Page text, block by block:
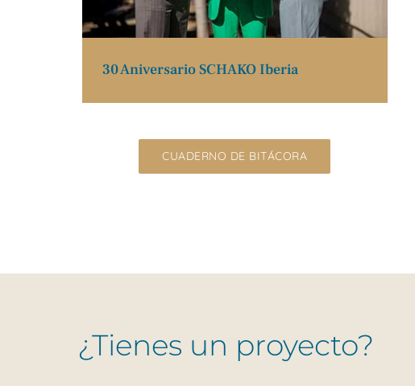
30 Aniversario SCHAKO Iberia
CUADERNO DE BITÁCORA
¿Tienes un proyecto?